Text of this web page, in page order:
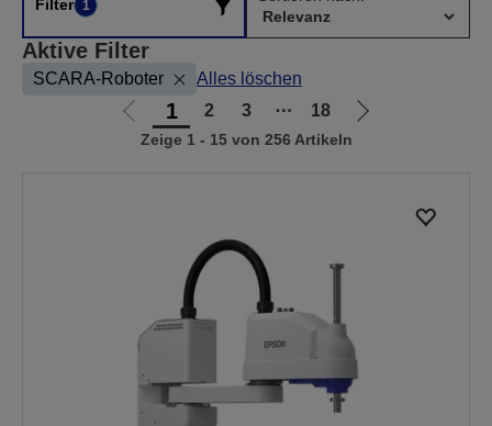
Filter 1
Aktive Filter
SCARA-Roboter Alles löschen
Zur
vorherigen
1 2 3 ⋯ 18
Zur
Zeige 1 - 15 von 256 Artikeln